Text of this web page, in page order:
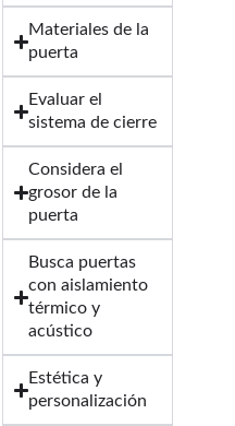
Materiales de la
puerta
Evaluar el
sistema de cierre
Considera el
grosor de la
puerta
Busca puertas
con aislamiento
térmico y
acústico
Estética y
personalización